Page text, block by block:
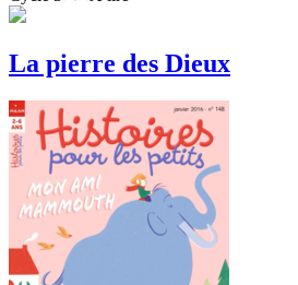
La pierre des Dieux